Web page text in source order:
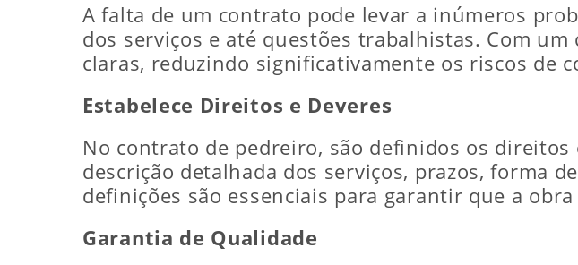
A falta de um contrato pode levar a inúmeros
dos serviços e até questões trabalhistas. Com
claras, reduzindo significativamente os riscos de
Estabelece Direitos e Deveres
No contrato de pedreiro, são definidos os
descrição detalhada dos serviços, prazos, forma
definições são essenciais para garantir que a
Garantia de Qualidade